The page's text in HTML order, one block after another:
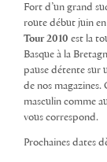
Fort d’un grand
route début juin
Tour 2010 est la
Basque à la
pause détente sur
de nos magazines.
masculin comme
vous correspond.
Prochaines dates